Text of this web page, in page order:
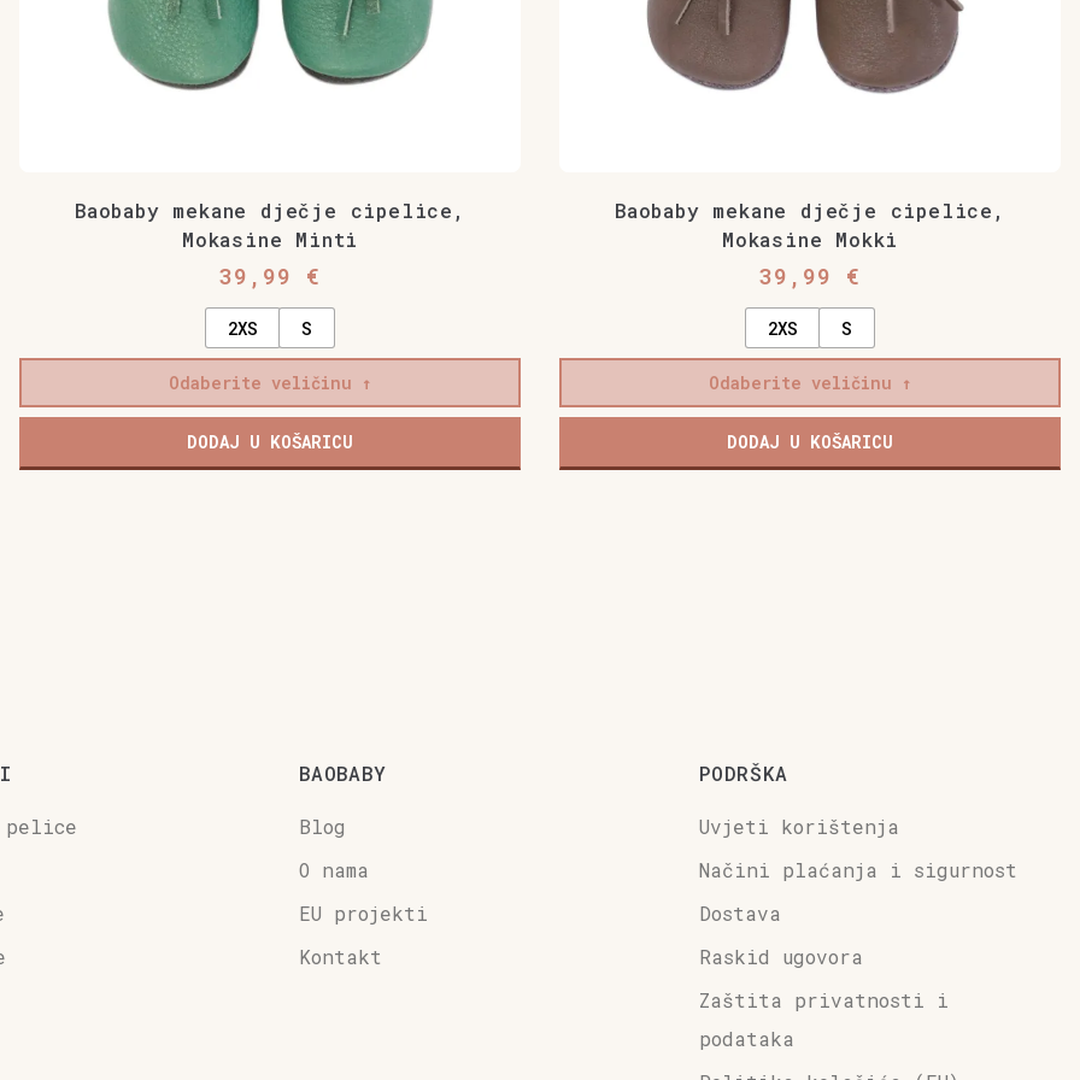
Baobaby mekane dječje cipelice,
Mokasine Minti
39,99 €
2XS S
Odaberite veličinu
DODAJ U KOŠARICU
Baobaby mekane dječje cipelice,
Mokasine Mokki
39,99 €
2XS S
Odaberite veličinu
DODAJ U KOŠARICU
pelice
BAOBABY
Blog
O nama
EU projekti
Kontakt
PODRŠKA
Uvjeti korištenja
Načini plaćanja i sigurnost
Dostava
Raskid ugovora
Zaštita privatnosti i
podataka